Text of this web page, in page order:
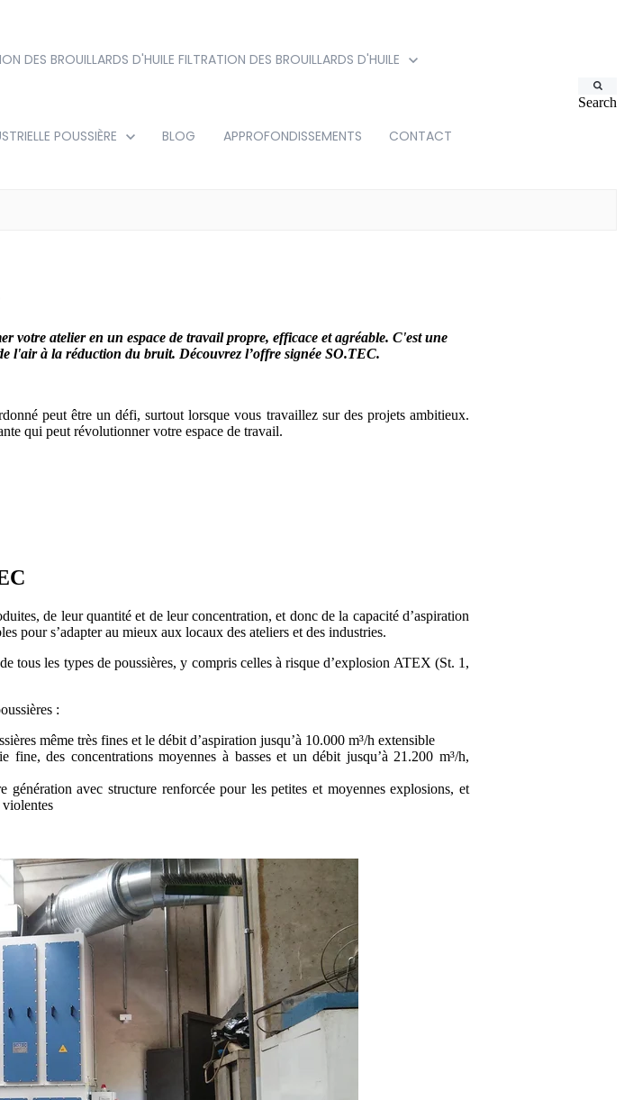
DES BROUILLARDS D'HUILE FILTRATION DES BROUILLARDS D'HUILE
POUSSIÈRE BLOG APPROFONDISSEMENTS CONTACT
Search
votre atelier en un espace de travail propre, efficace et agréable. C'est une
l'air à la réduction du bruit. Découvrez l’offre signée SO.TEC.
peut être un défi, surtout lorsque vous travaillez sur des projets ambitieux.
qui peut révolutionner votre espace de travail.
de leur quantité et de leur concentration, et donc de la capacité d’aspiration
pour s’adapter au mieux aux locaux des ateliers et des industries.
tous les types de poussières, y compris celles à risque d’explosion ATEX (St. 1,
:
même très fines et le débit d’aspiration jusqu’à 10.000 m³/h extensible
des concentrations moyennes à basses et un débit jusqu’à 21.200 m³/h,
génération avec structure renforcée pour les petites et moyennes explosions, et
violentes